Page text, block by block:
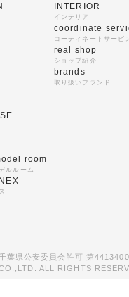
INTERIOR
インテリア
coordinate
コーディネートサービ
real shop
ショップ紹介
brands
取り扱いブランド
room
ルルーム
葉県公安委員会許可 第
ALL RIGHTS